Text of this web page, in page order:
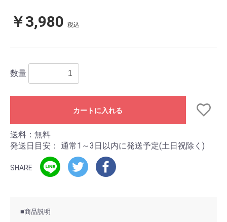
￥3,980 税込
数量
カートに入れる
送料：無料
発送日目安： 通常1～3日以内に発送予定(土日祝除く)
SHARE
■商品説明